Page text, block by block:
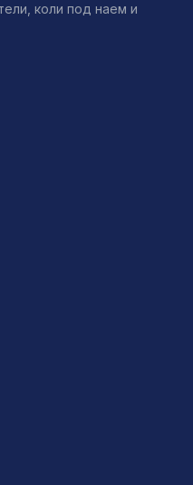
коли под наем и